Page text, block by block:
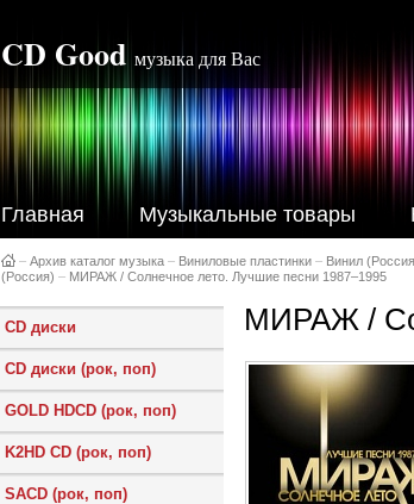
CD Good музыка для Вас
Главная Музыкальные товары
– Архив каталог музыка – Виниловые пластинки – Винил
(Россия) – МИРАЖ / Солнечное лето. Лучшие песни 1987–1995
CD диски
CD диски (рок, поп)
GOLD HDCD (рок, поп)
K2HD CD (рок, поп)
SACD (рок, поп)
МИРАЖ /